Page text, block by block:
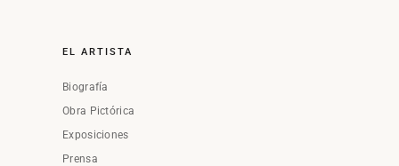
EL ARTISTA
Biografía
Obra Pictórica
Exposiciones
Prensa